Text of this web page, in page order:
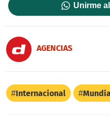
Unirme
AGENCIAS
Internacional